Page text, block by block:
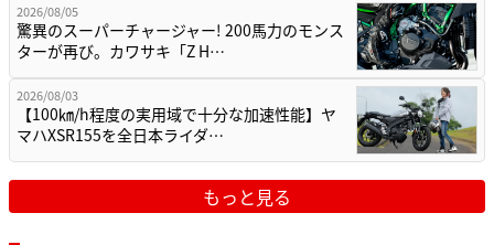
2026/08/05
驚異のスーパーチャージャー! 200馬力のモンス
ターが再び。カワサキ「Z H…
2026/08/03
【100㎞/h程度の実用域で十分な加速性能】ヤ
マハXSR155を全日本ライダ…
もっと見る